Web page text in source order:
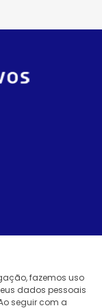
fazemos uso
dados pessoais
seguir com a